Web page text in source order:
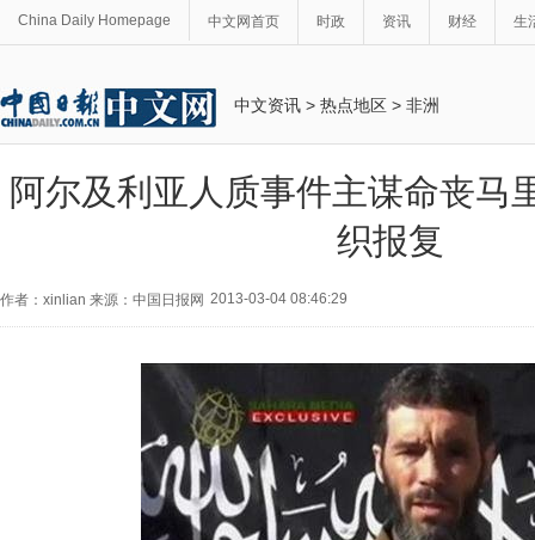
China Daily Homepage 中文网首页 时政 资讯 财经 生
中文资讯 > 热点地区 > 非洲
阿尔及利亚人质事件主谋命丧马
织报复
作者：xinlian 来源：中国日报网 2013-03-04 08:46:29